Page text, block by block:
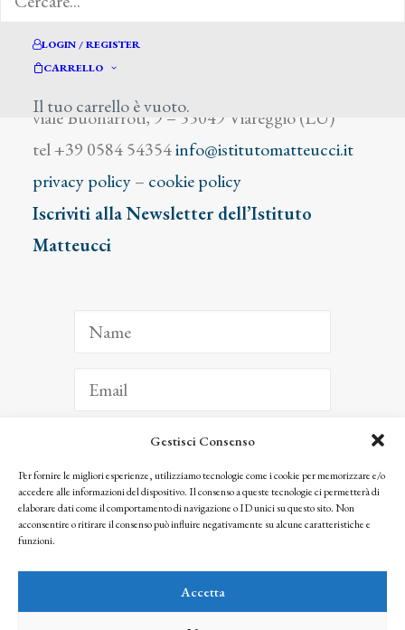
Gestisci Consenso
Per fornire le migliori esperienze, utilizziamo tecnologie come i cookie per memorizzare e/o
accedere alle informazioni del dispositivo. Il consenso a queste tecnologie ci permetterà di
elaborare dati come il comportamento di navigazione o ID unici su questo sito. Non
acconsentire o ritirare il consenso può influire negativamente su alcune caratteristiche e
funzioni.
Accetta
LOGIN / REGISTER
CARRELLO
Il tuo carrello è vuoto.
viale Buonarroti, 9 – 55049 Viareggio (LU)
tel +39 0584 54354info@istitutomatteucci.it
privacy policy– cookie policy
Iscriviti alla Newsletter dell’Istituto
Matteucci
ISCRIVITI
Facendo clic per iscriverti, riconosci che le tue informazioni saranno trattate
seguendo la nostra Privacy Policy
© 2025 Istituto Matteucci. All right reserved
l’autorizzazione scritta dei proprietari dei diritti e dell’Istituto Matteucci